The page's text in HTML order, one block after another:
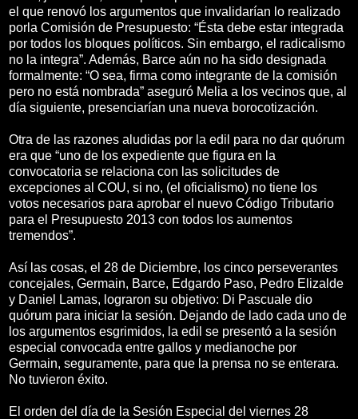
el que renovó los argumentos que invalidarían lo realizado
porla Comisión de Presupuesto: “Ésta debe estar integrada
por todos los bloques políticos. Sin embargo, el radicalismo
no la integra”. Además, Barce aún no ha sido designada
formalmente: “O sea, firma como integrante de la comisión
pero no está nombrada” aseguró Melia a los vecinos que, al
día siguiente, presenciarían una nueva borocotización.
Otra de las razones aludidas por la edil para no dar quórum
era que “uno de los expediente que figura en la
convocatoria se relaciona con las solicitudes de
excepciones al COU, si no, (el oficialismo) no tiene los
votos necesarios para aprobar el nuevo Código Tributario
para el Presupuesto 2013 con todos los aumentos
tremendos”.
Así las cosas, el 28 de Diciembre, los cinco perseverantes
concejales, Germain, Barce, Edgardo Paso, Pedro Elizalde
y Daniel Lamas, lograron su objetivo: Di Pascuale dio
quórum para iniciar la sesión. Dejando de lado cada uno de
los argumentos esgrimidos, la edil se presentó a la sesión
especial convocada entre gallos y medianoche por
Germain, seguramente, para que la prensa no se enterara.
No tuvieron éxito.
El orden del día de la Sesión Especial del viernes 28